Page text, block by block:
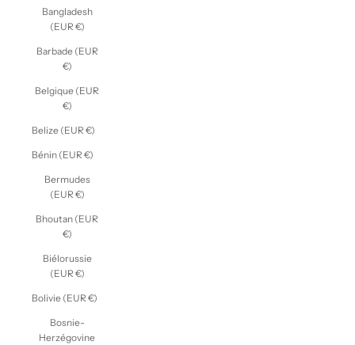
Bangladesh
(EUR €)
Barbade (EUR
€)
Belgique (EUR
€)
Belize (EUR €)
Bénin (EUR €)
Bermudes
(EUR €)
Bhoutan (EUR
€)
Biélorussie
(EUR €)
Bolivie (EUR €)
Bosnie-
Herzégovine